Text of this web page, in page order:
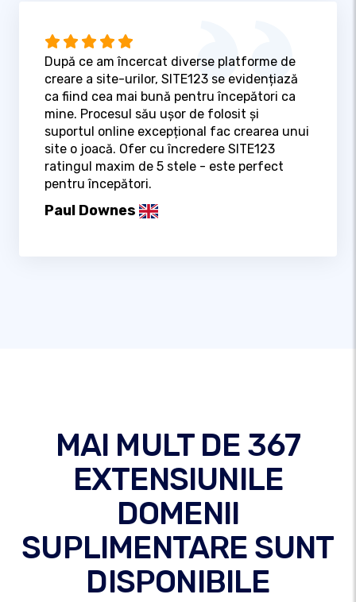
După ce am încercat diverse platforme de
creare a site-urilor, SITE123 se evidențiază
ca fiind cea mai bună pentru începători ca
mine. Procesul său ușor de folosit și
suportul online excepțional fac crearea unui
site o joacă. Ofer cu încredere SITE123
ratingul maxim de 5 stele - este perfect
pentru începători.
Paul Downes
MAI MULT DE 367
EXTENSIUNILE
DOMENII
SUPLIMENTARE SUNT
DISPONIBILE